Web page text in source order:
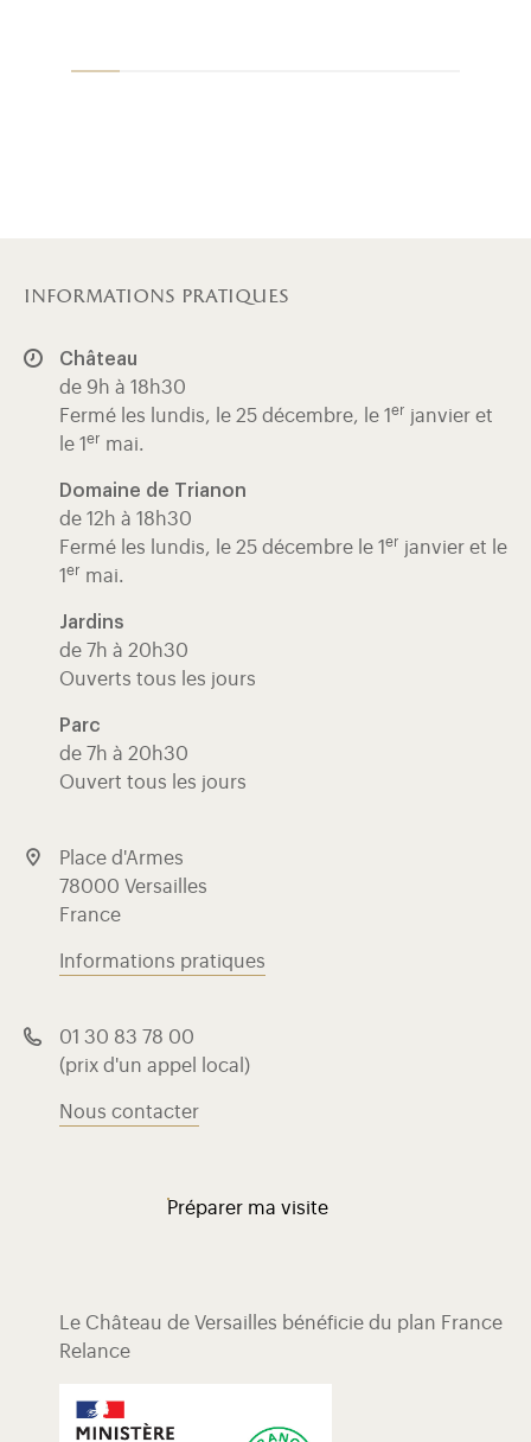
informations pratiques
Château
de 9h à 18h30
Fermé les lundis, le 25 décembre, le 1 er janvier et
le 1 er mai.
Domaine de Trianon
de 12h à 18h30
Fermé les lundis, le 25 décembre le 1 er janvier et le
1 er mai.
Jardins
de 7h à 20h30
Ouverts tous les jours
Parc
de 7h à 20h30
Ouvert tous les jours
Place d'Armes
78000 Versailles
France
Informations pratiques
01 30 83 78 00
(prix d'un appel local)
Nous contacter
Préparer ma visite
Le Château de Versailles bénéficie du plan France
Relance